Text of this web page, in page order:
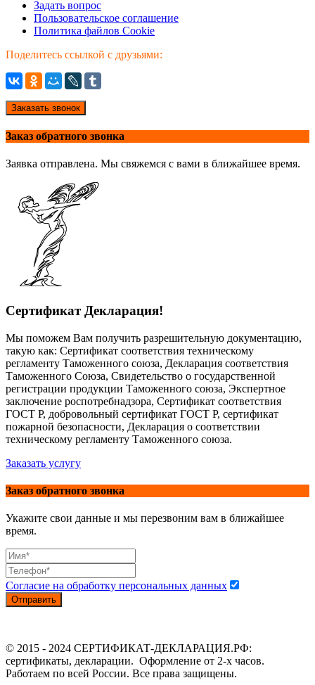
Задать вопрос
Пользовательское соглашение
Политика файлов Cookie
Поделитесь ссылкой с друзьями:
Заказать звонок
Заказ обратного звонка
Заявка отправлена. Мы свяжемся с вами в ближайшее время.
Сертификат Декларация!
Мы поможем Вам получить разрешительную документацию,
такую как: Сертификат соответствия техническому
регламенту Таможенного союза, Декларация соответствия
Таможенного Союза, Свидетельство о государственной
регистрации продукции Таможенного союза, Экспертное
заключение роспотребнадзора, Сертификат соответствия
ГОСТ Р, добровольный сертификат ГОСТ Р, сертификат
пожарной безопасности, Декларация о соответствии
техническому регламенту Таможенного союза.
Заказать услугу
Заказ обратного звонка
Укажите свои данные и мы перезвоним вам в ближайшее
время.
Согласие на обработку персональных данных
Отправить
© 2015 - 2024 СЕРТИФИКАТ-ДЕКЛАРАЦИЯ.РФ:
сертификаты, декларации. Оформление от 2-х часов.
Работаем по всей России. Все права защищены.